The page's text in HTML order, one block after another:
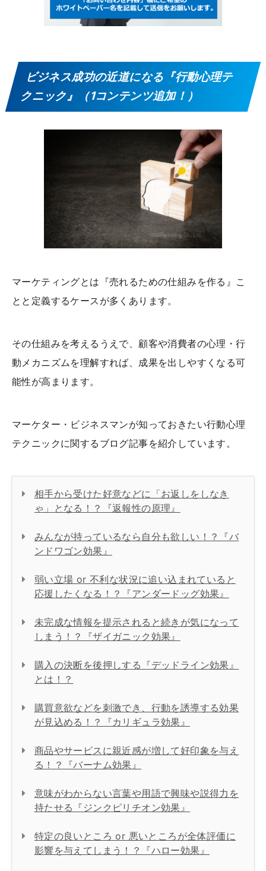
ビジネス成功の近道になる『行動心理テ
クニック』（1コンテンツ追加！）
マーケティングとは『売れるための仕組みを作る』こ
とと定義するケースが多くあります。
その仕組みを考えるうえで、顧客や消費者の心理・行
動メカニズムを理解すれば、成果を出しやすくなる可
能性が高まります。
マーケター・ビジネスマンが知っておきたい行動心理
テクニックに関するブログ記事を紹介しています。
相手から受けた好意などに「お返しをしなき
ゃ」となる！？『返報性の原理』
みんなが持っているなら自分も欲しい！？『バ
ンドワゴン効果』
弱い立場 or 不利な状況に追い込まれていると
応援したくなる！？『アンダードッグ効果』
未完成な情報を提示されると続きが気になって
しまう！？『ザイガニック効果』
購入の決断を後押しする『デッドライン効果』
とは！？
購買意欲などを刺激でき、行動を誘導する効果
が見込める！？『カリギュラ効果』
商品やサービスに親近感が増して好印象を与え
る！？『バーナム効果』
意味がわからない言葉や用語で興味や説得力を
持たせる『ジンクピリチオン効果』
特定の良いところ or 悪いところが全体評価に
影響を与えてしまう！？『ハロー効果』